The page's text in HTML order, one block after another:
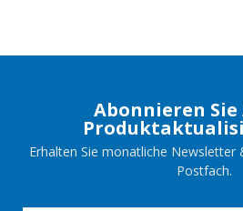
Abonnieren Sie
Erhalten Sie monatliche Newsletter
Postfach.